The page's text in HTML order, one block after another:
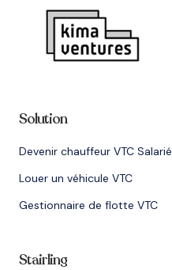
Solution
Devenir chauffeur VTC Salarié
Louer un véhicule VTC
Gestionnaire de flotte VTC
Stairling